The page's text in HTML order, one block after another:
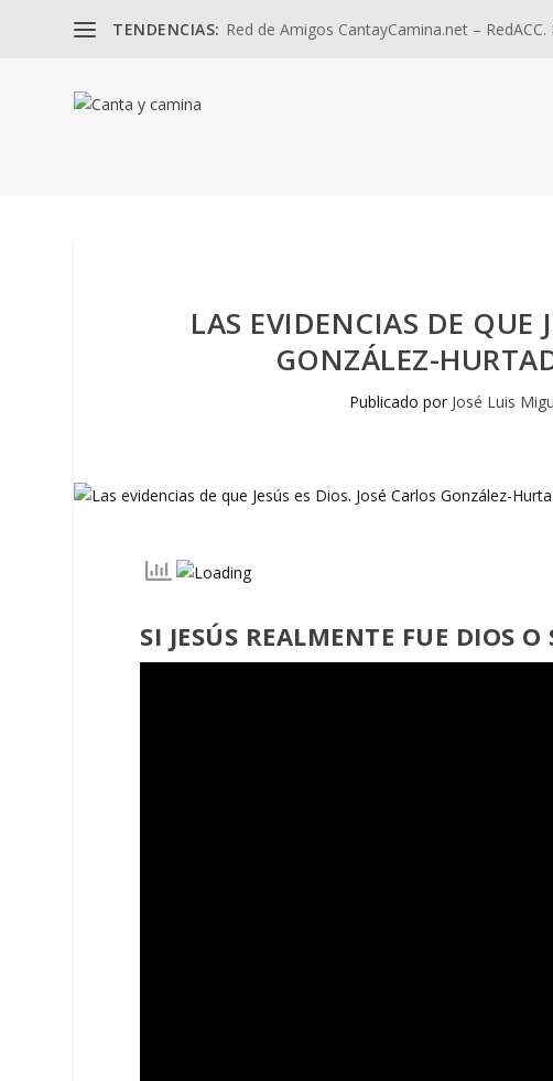
TENDENCIAS: Red de Amigos CantayCamina.net – RedACC.
LAS EVIDENCIAS DE QUE
GONZÁLEZ-
Publicado por José Luis
SI JESÚS REALMENTE FUE DIOS